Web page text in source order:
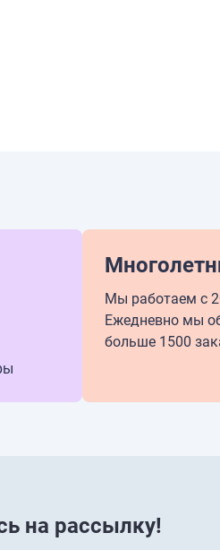
Мы работаем с
Ежедневно мы
больше 1500
на рассылку!